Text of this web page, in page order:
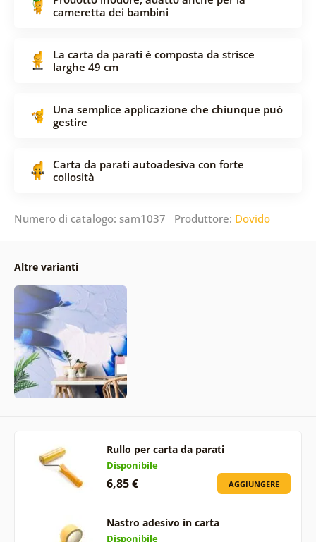
cameretta dei bambini
La carta da parati è composta da strisce
larghe 49 cm
Una semplice applicazione che chiunque può
gestire
Carta da parati autoadesiva con forte
collosità
Numero di catalogo: sam1037 Produttore: Dovido
Altre varianti
Rullo per carta da parati
Disponibile
6,85 € AGGIUNGERE
Nastro adesivo in carta
Disponibile